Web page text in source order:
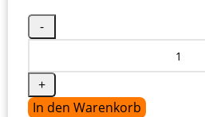
In den Warenkorb